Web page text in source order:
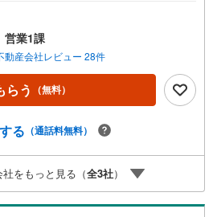
げさまで42周年を迎えることができま
件達成!!☆当日のご見学も対応可能で
山」駅徒歩1分！☆ご予約は『朝日土
！朝日土地建物グループは地域密着を
でその地域No.1を目指しております。広
物件も多数ございます。色々廻ったけど
の・・？etc.まずは何でもお気軽にご相
お待ちしております!!
業1課
動産会社レビュー 28件
らう （無料）
る （通話料無料）
をもっと見る（全3社）